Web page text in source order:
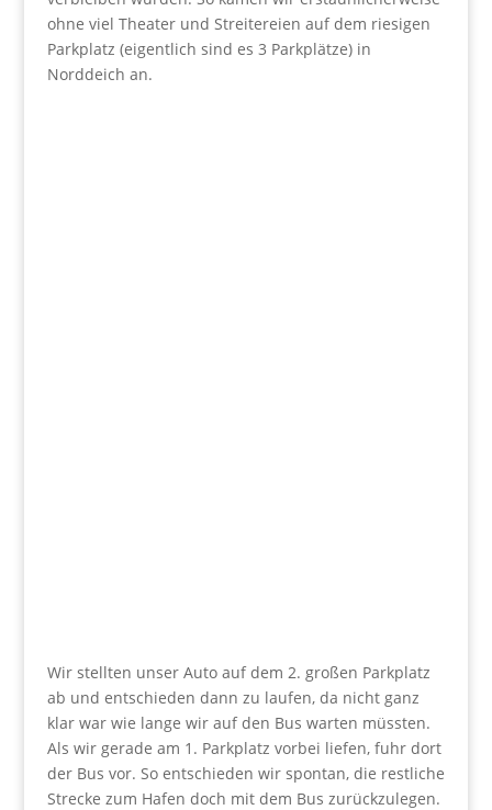
ohne viel Theater und Streitereien auf dem riesigen
Parkplatz (eigentlich sind es 3 Parkplätze) in
Norddeich an.
Wir stellten unser Auto auf dem 2. großen Parkplatz
ab und entschieden dann zu laufen, da nicht ganz
klar war wie lange wir auf den Bus warten müssten.
Als wir gerade am 1. Parkplatz vorbei liefen, fuhr dort
der Bus vor. So entschieden wir spontan, die restliche
Strecke zum Hafen doch mit dem Bus zurückzulegen.